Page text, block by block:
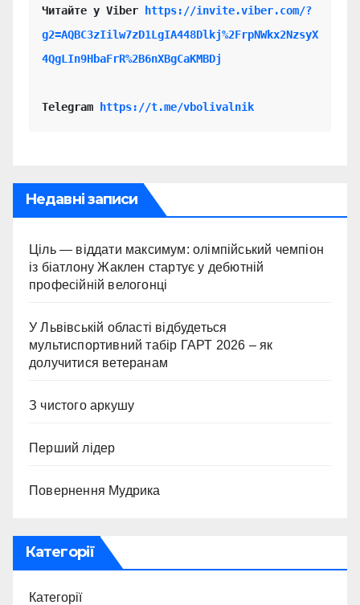
Читайте у Viber
https://invite.viber.com/?
g2=AQBC3zIilw7zD1LgIA448Dlkj%2FrpNWkx2NzsyX
4QgLIn9HbaFrR%2B6nXBgCaKMBDj
Telegram https://t.me/vbolivalnik
Недавні записи
Ціль — віддати максимум: олімпійський чемпіон
із біатлону Жаклен стартує у дебютній
професійній велогонці
У Львівській області відбудеться
мультиспортивний табір ГАРТ 2026 – як
долучитися ветеранам
З чистого аркушу
Перший лідер
Повернення Мудрика
Категорії
Категорії